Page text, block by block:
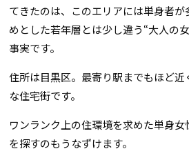
てきたのは、このエリアには単身者
めとした若年層とは少し違う“大人の
事実です。
住所は目黒区。最寄り駅までもほど
な住宅街です。
ワンランク上の住環境を求めた単身
を探すのもうなずけます。